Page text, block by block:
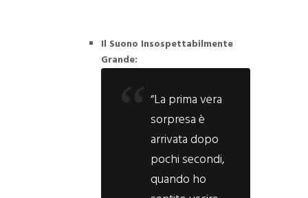
Il Suono Insospettabilmente
Grande:
“La prima vera
sorpresa è
arrivata dopo
pochi secondi,
quando ho